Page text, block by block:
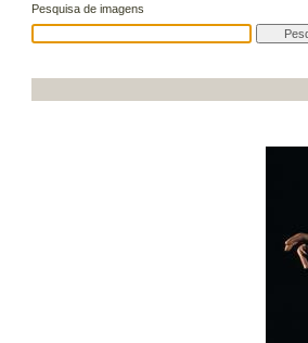
Pesquisa de imagens